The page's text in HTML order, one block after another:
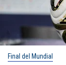
Final del Mundial